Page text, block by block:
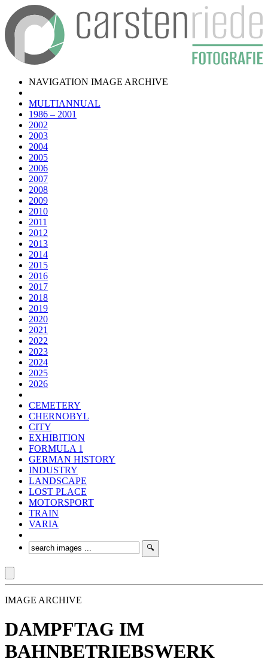
NAVIGATION IMAGE ARCHIVE
MULTIANNUAL
1986 – 2001
2002
2003
2004
2005
2006
2007
2008
2009
2010
2011
2012
2013
2014
2015
2016
2017
2018
2019
2020
2021
2022
2023
2024
2025
2026
CEMETERY
CHERNOBYL
CITY
EXHIBITION
FORMULA 1
GERMAN HISTORY
INDUSTRY
LANDSCAPE
LOST PLACE
MOTORSPORT
TRAIN
VARIA
IMAGE ARCHIVE
DAMPFTAG IM
BAHNBETRIEBSWERK